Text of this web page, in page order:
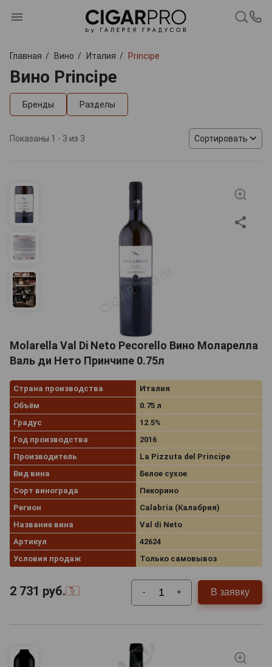
Главная Вино Италия Principe
Вино Principe
Бренды Разделы
Показаны 1 - 3 из 3 Сортировать
Molarella Val Di Neto Pecorello Вино Моларелла
Валь ди Нето Принчипе 0.75л
Страна производства
Италия
Объём
0.75 л
Градус
12.5%
Год производства
2016
Производитель
La Pizzuta del Principe
Вид вина
Белое сухое
Сорт винограда
Пекорино
Регион
Calabria (Калабрия)
Название вина
Val di Neto
Артикул
42624
Условия продаж
Только самовывоз
2 731 руб. - + В заявку